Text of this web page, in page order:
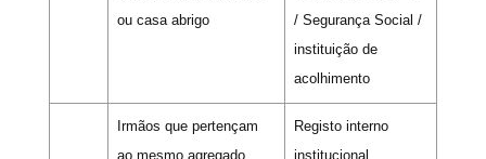
ou casa abrigo
/ Segurança Social /
instituição de
acolhimento
Irmãos que pertençam
ao mesmo agregado
Registo interno
institucional